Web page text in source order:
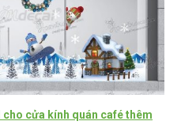
cửa kính quán café thêm